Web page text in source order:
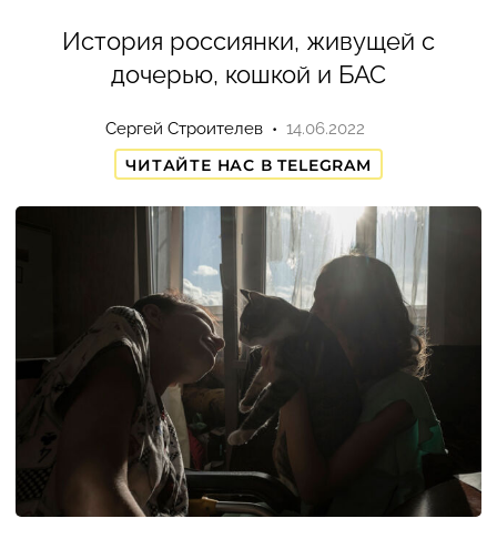
История россиянки, живущей с
дочерью, кошкой и БАС
Сергей Строителев
14.06.2022
ЧИТАЙТЕ НАС В TELEGRAM